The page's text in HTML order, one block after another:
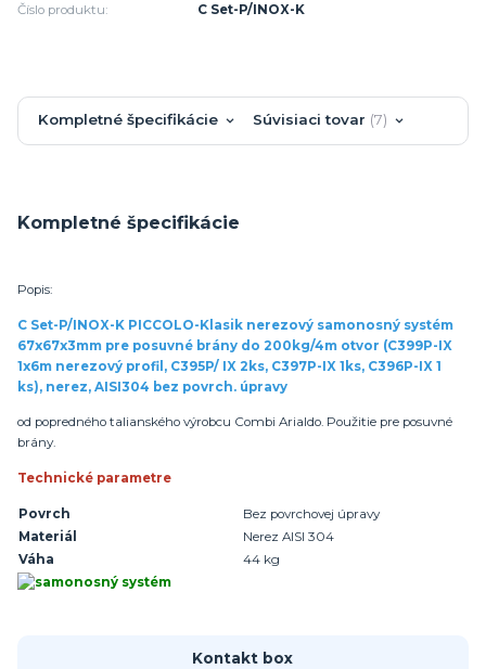
Číslo produktu: C Set-P/INOX-K
Kompletné špecifikácie Súvisiaci tovar 7
Kompletné špecifikácie
Popis:
C Set-P/INOX-K PICCOLO-Klasik nerezový samonosný systém
67x67x3mm pre posuvné brány do 200kg/4m otvor (C399P-IX
1x6m nerezový profil, C395P/ IX 2ks, C397P-IX 1ks, C396P-IX 1
ks), nerez, AISI304 bez povrch. úpravy
od popredného talianského výrobcu Combi Arialdo. Použitie pre posuvné
brány.
Technické parametre
Povrch
Bez povrchovej úpravy
Materiál
Nerez AISI 304
Váha
44 kg
Kontakt box